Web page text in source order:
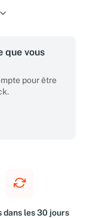
que vous
pour être
dans les 30 jours